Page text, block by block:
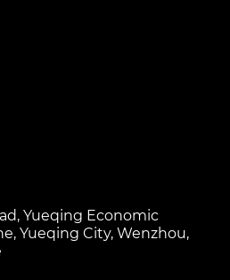
Yueqing Economic
Yueqing City, Wenzhou,